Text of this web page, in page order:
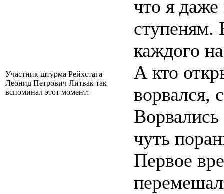
Участник штурма Рейхстага
Леонид Петрович Литвак так
вспоминал этот момент:
что я
ступеням.
каждого
А кто
ворвался,
чуть
Первое